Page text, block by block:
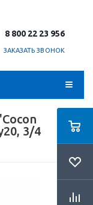
8 800 22 23 956
ЗАКАЗАТЬ ЗВОНОК
3/4